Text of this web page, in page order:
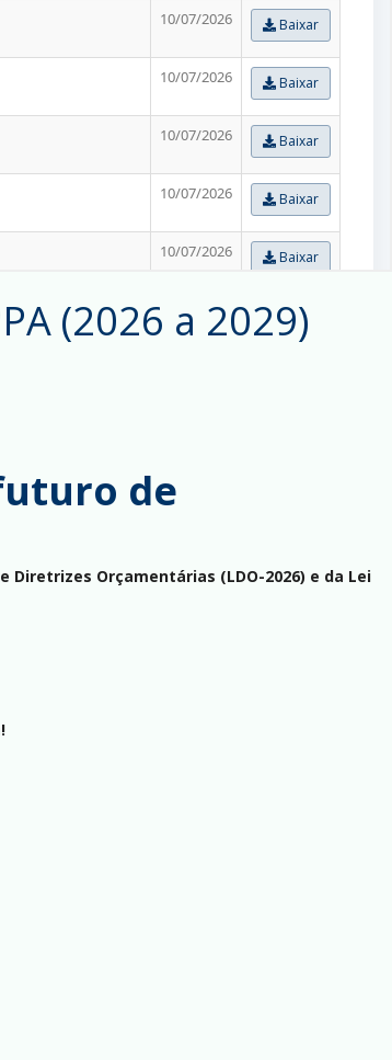
(2026 a 2029)
de
Diretrizes Orçamentárias (LDO-2026) e da Lei